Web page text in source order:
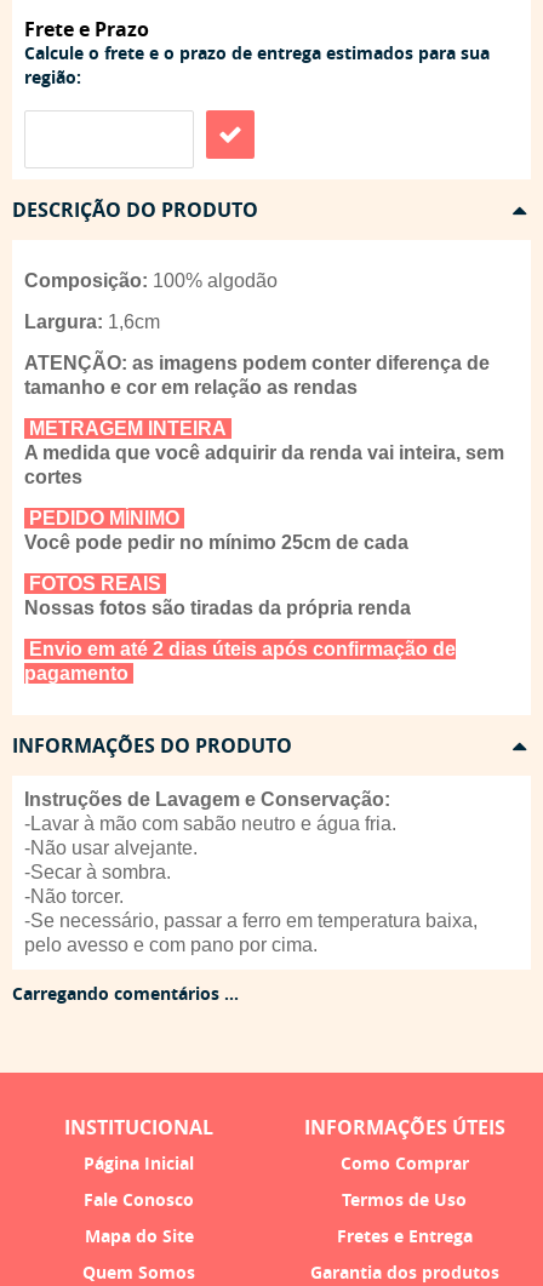
Frete e Prazo
Calcule o frete e o prazo de entrega estimados para sua
região:
DESCRIÇÃO DO PRODUTO
Composição: 100% algodão
Largura: 1,6cm
ATENÇÃO: as imagens podem conter diferença de
tamanho e cor em relação as rendas
METRAGEM INTEIRA
A medida que você adquirir da renda vai inteira, sem
cortes
PEDIDO MÍNIMO
Você pode pedir no mínimo 25cm de cada
FOTOS REAIS
Nossas fotos são tiradas da própria renda
Envio em até 2 dias úteis após confirmação de
pagamento
INFORMAÇÕES DO PRODUTO
Instruções de Lavagem e Conservação:
-Lavar à mão com sabão neutro e água fria.
-Não usar alvejante.
-Secar à sombra.
-Não torcer.
-Se necessário, passar a ferro em temperatura baixa,
pelo avesso e com pano por cima.
Carregando comentários ...
INSTITUCIONAL
Página Inicial
Fale Conosco
Mapa do Site
Quem Somos
INFORMAÇÕES ÚTEIS
Como Comprar
Termos de Uso
Fretes e Entrega
Garantia dos produtos